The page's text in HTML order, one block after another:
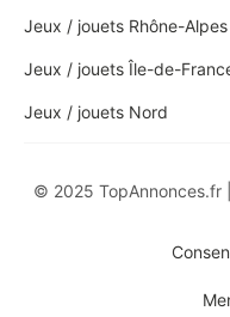
Jeux / jouets Rhône-Alpes
Jeux / jouets Île-de-
Jeux / jouets Nord
© 2025 TopAnnonces.fr